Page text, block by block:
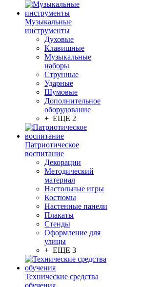
Музыкальные
инструменты
Духовые
Клавишные
Музыкальные
наборы
Струнные
Ударные
Шумовые
Дополнительное
оборудование
+ ЕЩЕ 2
Патриотическое
воспитание
Декорации
Методический
материал
Настольные игры
Костюмы
Настенные панели
Плакаты
Стенды
Оформление для
улицы
+ ЕЩЕ 3
Технические средства
обучения